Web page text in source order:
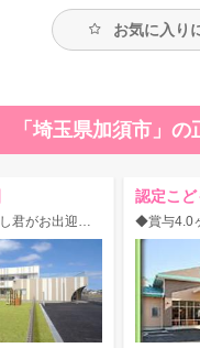
お気に入り
「埼玉県加須市」
【かわいいあおむし君がお出迎え♪】おもいっきり遊べる、広い芝生の園庭が自慢！
認定こ